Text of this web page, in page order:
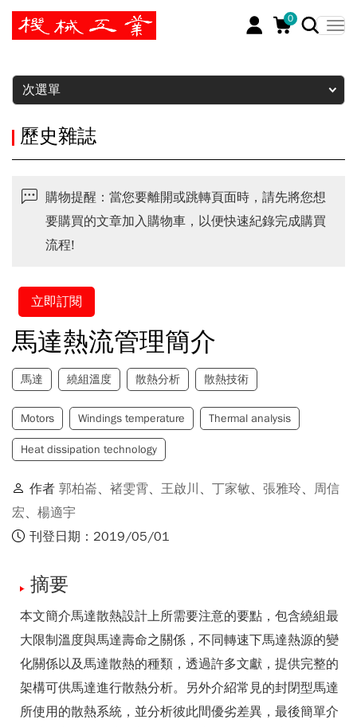
0
暫停
次選單
歷史雜誌
購物提醒：當您要離開或跳轉頁面時，請先將您想
要購買的文章加入購物車，以便快速紀錄完成購買
流程!
立即訂閱
馬達熱流管理簡介
馬達 繞組溫度 散熱分析 散熱技術
Motors Windings temperature Thermal analysis
Heat dissipation technology
作者 郭柏崙、 褚雯霄、 王啟川 、 丁家敏、 張雅玲、 周信
宏、 楊適宇
刊登日期：2019/05/01
摘要
本文簡介馬達散熱設計上所需要注意的要點，包含繞組最
大限制溫度與馬達壽命之關係，不同轉速下馬達熱源的變
化關係以及馬達散熱的種類，透過許多文獻，提供完整的
架構可供馬達進行散熱分析。另外介紹常見的封閉型馬達
所使用的散熱系統，並分析彼此間優劣差異，最後簡單介